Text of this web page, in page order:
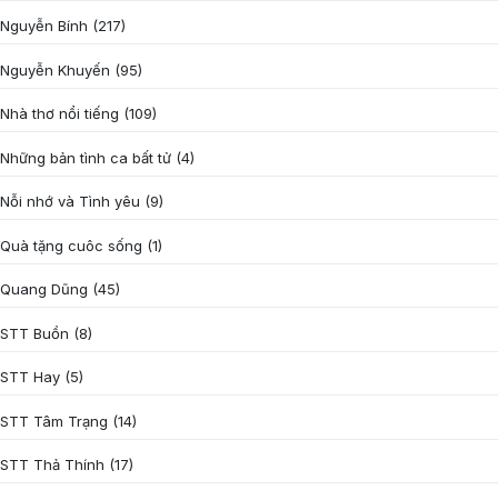
Nguyễn Bính (217)
Nguyễn Khuyến (95)
Nhà thơ nổi tiếng (109)
Những bản tình ca bất tử (4)
Nỗi nhớ và Tình yêu (9)
Quà tặng cuôc sống (1)
Quang Dũng (45)
STT Buồn (8)
STT Hay (5)
STT Tâm Trạng (14)
STT Thả Thính (17)